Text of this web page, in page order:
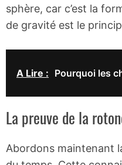
sphère, car c’est la
de gravité est le
A Lire : Pourquoi les
La preuve de la
Abordons maintenant